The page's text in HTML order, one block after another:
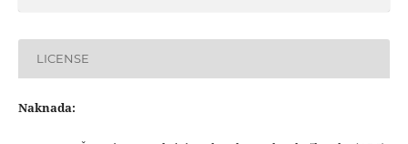
LICENSE
Naknada: